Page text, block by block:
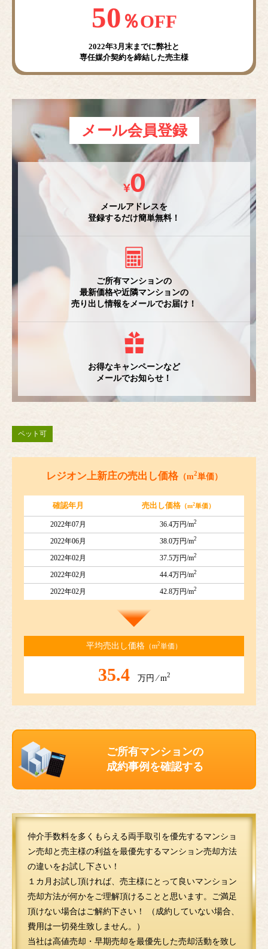
50 ％OFF
2022年3月末までに弊社と
専任媒介契約を締結した売主様
メール会員登録
メールアドレスを
登録するだけ簡単無料！
ご所有マンションの
最新価格や近隣マンションの
売り出し情報をメールでお届け！
お得なキャンペーンなど
メールでお知らせ！
ペット可
レジオン上新庄の売出し価格（m2単価）
確認年月 売出し価格（m2単価）
2022年07月 36.4万円/m2
2022年06月 38.0万円/m2
2022年02月 37.5万円/m2
2022年02月 44.4万円/m2
2022年02月 42.8万円/m2
平均売出し価格 （m2単価）
35.4 万円 ⁄ m2
ご所有マンションの
成約事例を確認する
仲介手数料を多くもらえる両手取引を優先するマンショ
ン売却と売主様の利益を最優先するマンション売却方法
の違いをお試し下さい！
１カ月お試し頂ければ、売主様にとって良いマンション
売却方法が何かをご理解頂けることと思います。ご満足
頂けない場合はご解約下さい！ （成約していない場合、
費用は一切発生致しません。）
当社は高値売却・早期売却を最優先した売却活動を致し